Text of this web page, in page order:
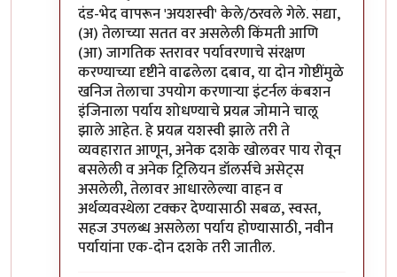
दंड-भेद वापरून 'अयशस्वी' केले/ठरवले गेले. सद्या,
(अ) तेलाच्या सतत वर असलेली किंमती आणि
(आ) जागतिक स्तरावर पर्यावरणाचे संरक्षण
करण्याच्या दृष्टीने वाढलेला दबाव, या दोन गोष्टींमुळे
खनिज तेलाचा उपयोग करणार्‍या इंटर्नल कंबशन
इंजिनाला पर्याय शोधण्याचे प्रयत्न जोमाने चालू
झाले आहेत. हे प्रयत्न यशस्वी झाले तरी ते
व्यवहारात आणून, अनेक दशके खोलवर पाय रोवून
बसलेली व अनेक ट्रिलियन डॉलर्सचे असेट्स
असलेली, तेलावर आधारलेल्या वाहन व
अर्थव्यवस्थेला टक्कर देण्यासाठी सबळ, स्वस्त,
सहज उपलब्ध असलेला पर्याय होण्यासाठी, नवीन
पर्यायांना एक-दोन दशके तरी जातील.